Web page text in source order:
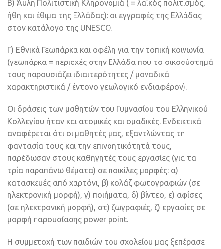
Β) Άυλη Πολιτιστική Κληρονομιά ( = λαϊκός πολιτισμός,
ήθη και έθιμα της Ελλάδας): οι εγγραφές της Ελλάδας
στον κατάλογο της UNESCO.
Γ) Εθνικά Γεωπάρκα και οφέλη για την τοπική κοινωνία
(γεωπάρκα = περιοχές στην Ελλάδα που το οικοσύστημά
τους παρουσιάζει ιδιαιτερότητες / μοναδικά
χαρακτηριστικά / έντονο γεωλογικό ενδιαφέρον).
Οι δράσεις των μαθητών του Γυμνασίου του Ελληνικού
Κολλεγίου ήταν και ατομικές και ομαδικές. Ενδεικτικά
αναφέρεται ότι οι μαθητές μας, εξαντλώντας τη
φαντασία τους και την επινοητικότητά τους,
παρέδωσαν στους καθηγητές τους εργασίες (για τα
τρία παραπάνω θέματα) σε ποικίλες μορφές: α)
κατασκευές από χαρτόνι, β) κολάζ φωτογραφιών (σε
ηλεκτρονική μορφή), γ) ποιήματα, δ) βίντεο, ε) αφίσες
(σε ηλεκτρονική μορφή), στ) ζωγραφιές, ζ) εργασίες σε
μορφή παρουσίασης power point.
Η συμμετοχή των παιδιών του σχολείου μας ξεπέρασε